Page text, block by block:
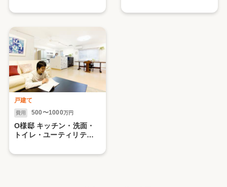
戸建て
費用 500〜1000万円
O様邸 キッチン・洗面・
トイレ・ユーティリティ